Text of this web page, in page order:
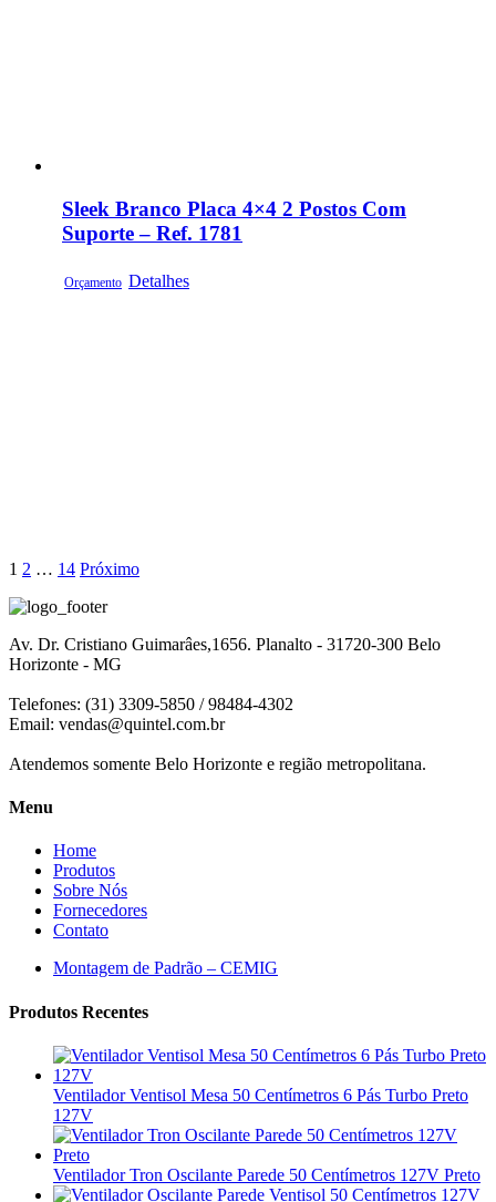
Sleek Branco Placa 4×4 2 Postos Com
Suporte – Ref. 1781
Orçamento Detalhes
1 2 … 14 Próximo
Av. Dr. Cristiano Guimarâes,1656. Planalto - 31720-300 Belo
Horizonte - MG
Telefones: (31) 3309-5850 / 98484-4302
Email: vendas@quintel.com.br
Atendemos somente Belo Horizonte e região metropolitana.
Menu
Home
Produtos
Sobre Nós
Fornecedores
Contato
Montagem de Padrão – CEMIG
Produtos Recentes
Ventilador Ventisol Mesa 50 Centímetros 6 Pás Turbo Preto
127V
Ventilador Tron Oscilante Parede 50 Centímetros 127V Preto